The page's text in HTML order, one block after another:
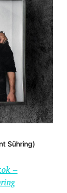
Sühring)
–